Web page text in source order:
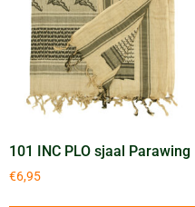
101 INC PLO sjaal Parawing
€6,95